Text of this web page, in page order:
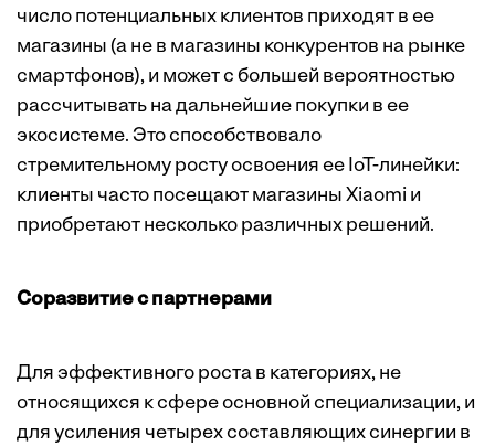
число потенциальных клиентов приходят в ее
магазины (а не в магазины конкурентов на рынке
смартфонов), и может с большей вероятностью
рассчитывать на дальнейшие покупки в ее
экосистеме. Это способствовало
стремительному росту освоения ее IoT-линейки:
клиенты часто посещают магазины Xiaomi и
приобретают несколько различных решений.
Соразвитие с партнерами
Для эффективного роста в категориях, не
относящихся к сфере основной специализации, и
для усиления четырех составляющих синергии в